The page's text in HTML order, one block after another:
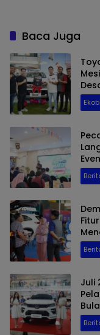
Baca Juga
Juli